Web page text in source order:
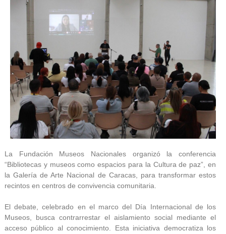
La Fundación Museos Nacionales organizó la conferencia
“Bibliotecas y museos como espacios para la Cultura de paz”, en
la Galería de Arte Nacional de Caracas, para transformar estos
recintos en centros de convivencia comunitaria.
El debate, celebrado en el marco del Día Internacional de los
Museos, busca contrarrestar el aislamiento social mediante el
acceso público al conocimiento. Esta iniciativa democratiza los